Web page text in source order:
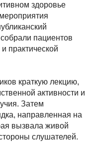
здоровье
пациентов
практической
краткую лекцию,
активности и
Затем
направленная на
вызвала живой
слушателей.